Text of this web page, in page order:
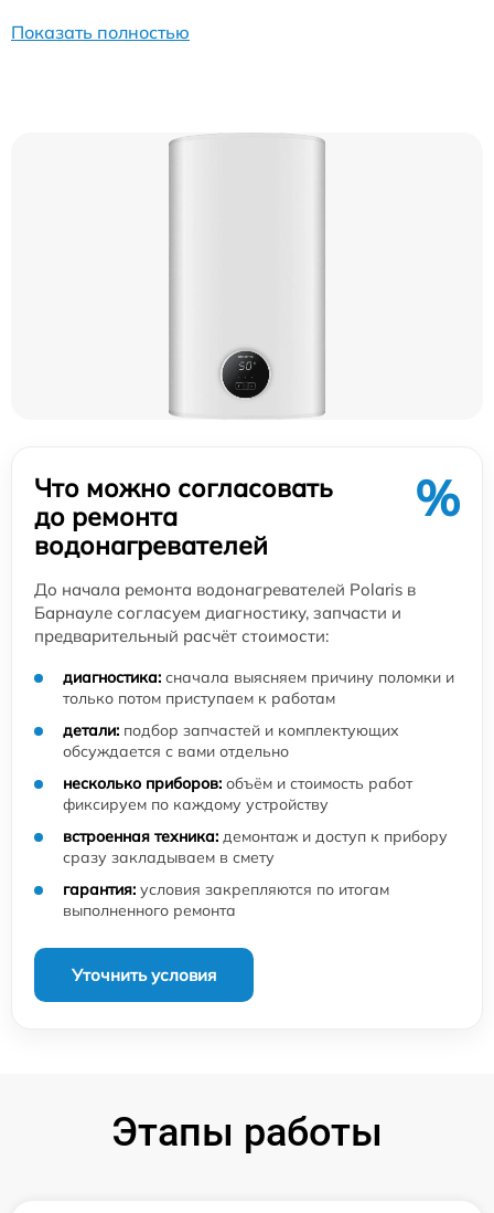
Показать полностью
Что можно согласовать
до ремонта
водонагревателей
%
До начала ремонта водонагревателей Polaris в
Барнауле согласуем диагностику, запчасти и
предварительный расчёт стоимости:
диагностика: сначала выясняем причину поломки и
только потом приступаем к работам
детали: подбор запчастей и комплектующих
обсуждается с вами отдельно
несколько приборов: объём и стоимость работ
фиксируем по каждому устройству
встроенная техника: демонтаж и доступ к прибору
сразу закладываем в смету
гарантия: условия закрепляются по итогам
выполненного ремонта
Уточнить условия
Этапы работы